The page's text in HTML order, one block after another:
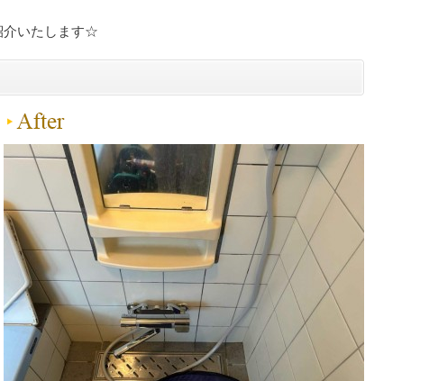
介いたします☆